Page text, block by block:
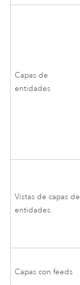
Capas de
entidades
Vistas de capas de
entidades
Capas con feeds